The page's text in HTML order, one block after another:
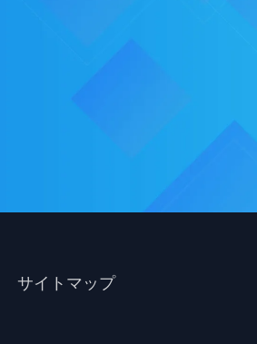
サイトマップ